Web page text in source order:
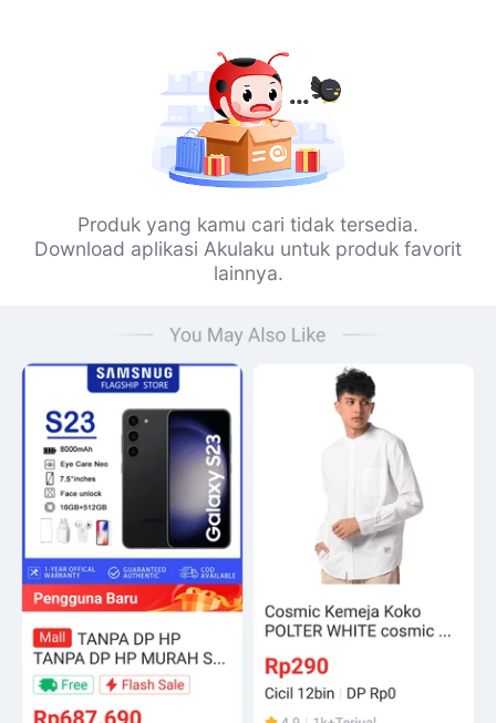
Produk yang kamu cari tidak tersedia.
Download aplikasi Akulaku untuk produk favorit
lainnya.